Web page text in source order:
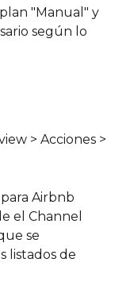
"Manual" y
según lo
> Acciones >
Airbnb
el Channel
se
listados de